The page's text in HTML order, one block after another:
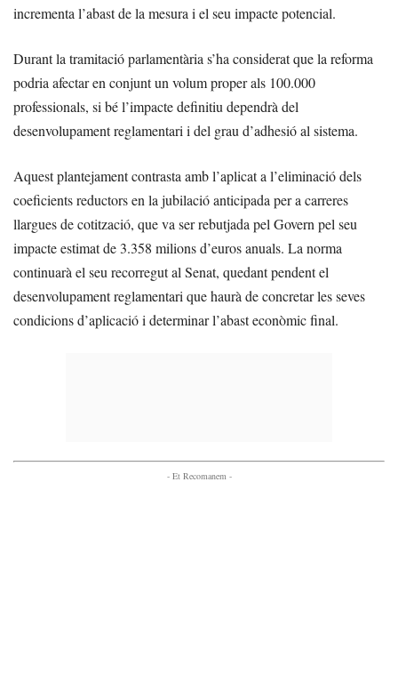
incrementa l’abast de la mesura i el seu impacte potencial.
Durant la tramitació parlamentària s’ha considerat que la reforma
podria afectar en conjunt un volum proper als 100.000
professionals, si bé l’impacte definitiu dependrà del
desenvolupament reglamentari i del grau d’adhesió al sistema.
Aquest plantejament contrasta amb l’aplicat a l’eliminació dels
coeficients reductors en la jubilació anticipada per a carreres
llargues de cotització, que va ser rebutjada pel Govern pel seu
impacte estimat de 3.358 milions d’euros anuals. La norma
continuarà el seu recorregut al Senat, quedant pendent el
desenvolupament reglamentari que haurà de concretar les seves
condicions d’aplicació i determinar l’abast econòmic final.
- Et Recomanem -